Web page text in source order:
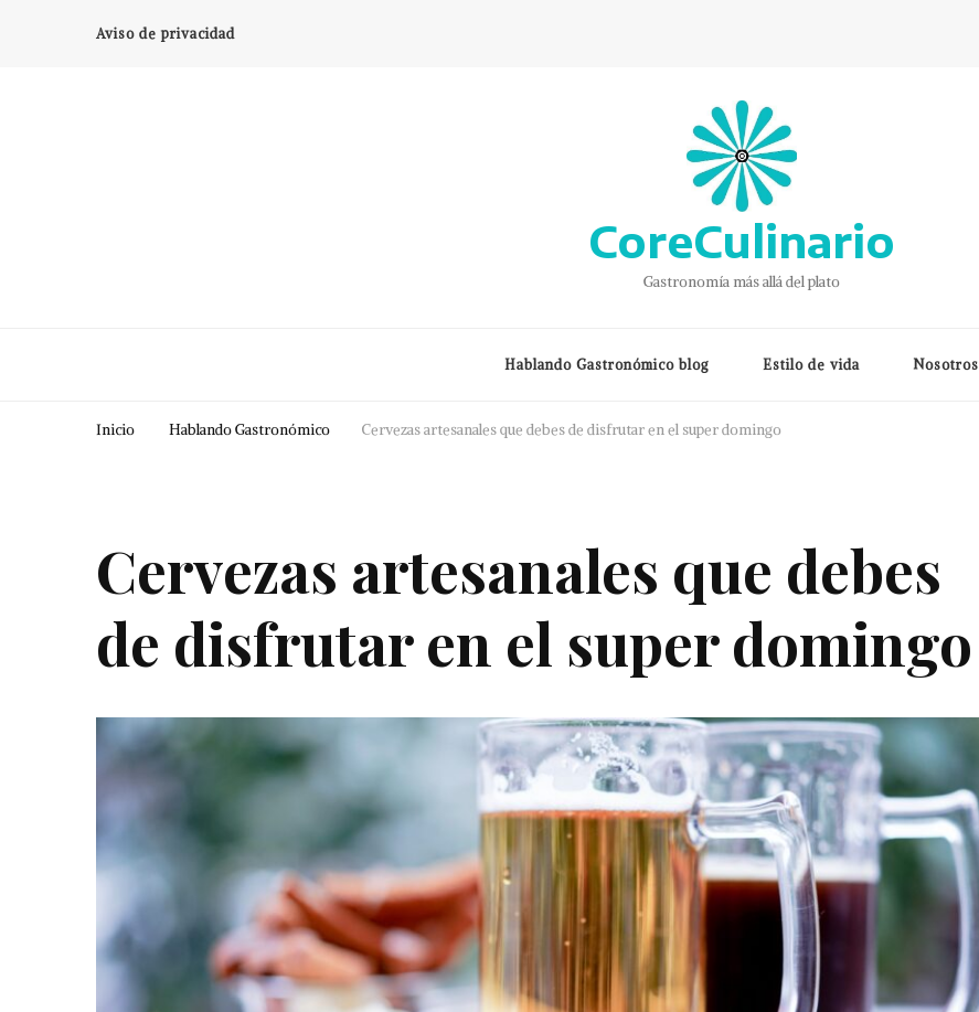
Aviso de privacidad
CoreCulinario
Gastronomía más allá del plato
Hablando Gastronómico blog Estilo de vida Nosotros
Inicio Hablando Gastronómico Cervezas artesanales que debes de disfrutar en el super domingo
Cervezas artesanales que debes
de disfrutar en el super domingo